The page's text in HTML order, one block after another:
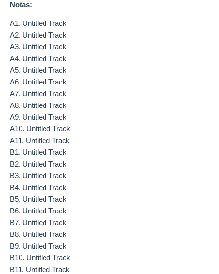
Notas:
A1. Untitled Track
A2. Untitled Track
A3. Untitled Track
A4. Untitled Track
A5. Untitled Track
A6. Untitled Track
A7. Untitled Track
A8. Untitled Track
A9. Untitled Track
A10. Untitled Track
A11. Untitled Track
B1. Untitled Track
B2. Untitled Track
B3. Untitled Track
B4. Untitled Track
B5. Untitled Track
B6. Untitled Track
B7. Untitled Track
B8. Untitled Track
B9. Untitled Track
B10. Untitled Track
B11. Untitled Track